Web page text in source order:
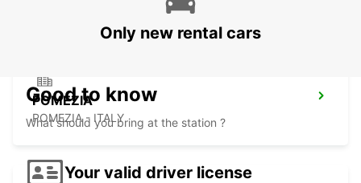
POMEZIA
POMEZIA - ITALY
Only new rental cars
Good to know
What should you bring at the station ?
Your valid driver license